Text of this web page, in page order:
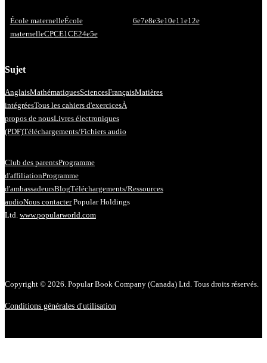
École maternelleÉcole
maternelleCPCE1 CE24e5e
6e7e8e3e10e11e12e
Sujet
AnglaisMathématiquesSciencesFrançaisMatières
intégréesTous les cahiers d'exercicesÀ
propos de nousLivres électroniques
(PDF)Téléchargements/Fichiers audio
Club des parentsProgramme
d'affiliationProgramme
d'ambassadeursBlogTéléchargements/Ressources
audioNous contacter Popular Holdings
Ltd. www.popularworld.com
Copyright © 2026. Popular Book Company (Canada) Ltd. Tous droits réservés.
Conditions générales d'utilisation